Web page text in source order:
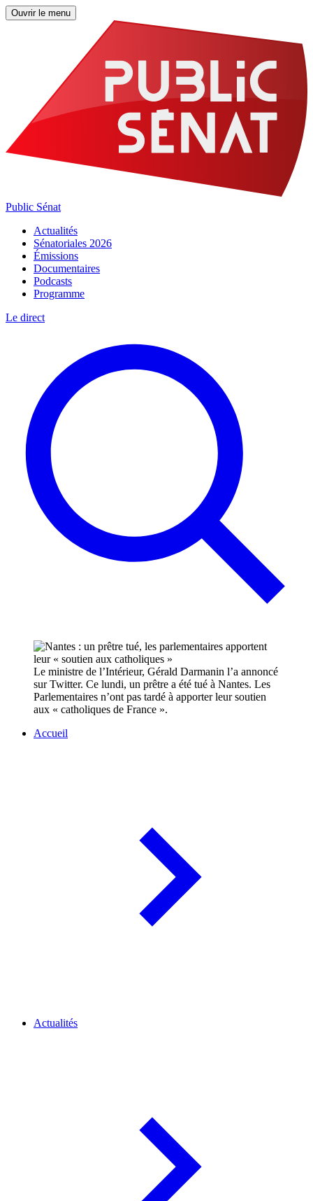
Ouvrir le menu
Public Sénat
Actualités
Sénatoriales 2026
Émissions
Documentaires
Podcasts
Programme
Le direct
Le ministre de l’Intérieur, Gérald Darmanin l’a annoncé
sur Twitter. Ce lundi, un prêtre a été tué à Nantes. Les
Parlementaires n’ont pas tardé à apporter leur soutien
aux « catholiques de France ».
Accueil
Actualités